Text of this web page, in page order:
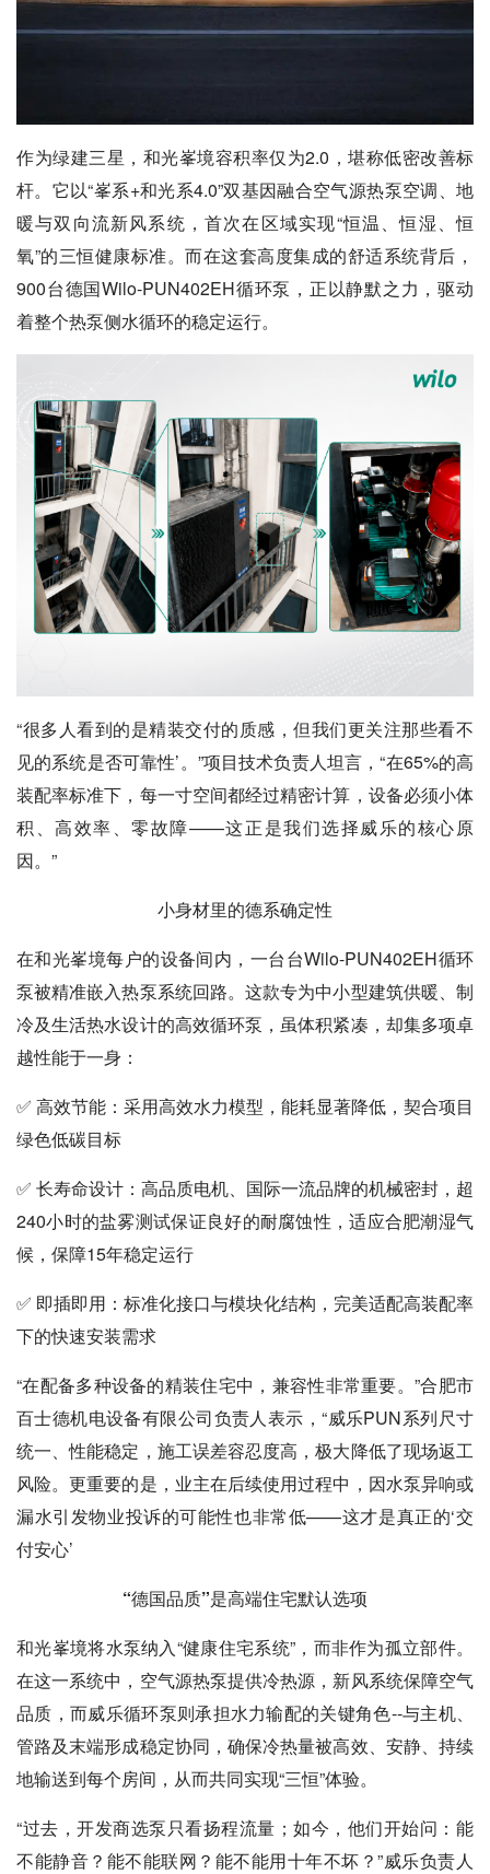
作为绿建三星，和光峯境容积率仅为2.0，堪称低密改善标
杆。它以“峯系+和光系4.0”双基因融合空气源热泵空调、地
暖与双向流新风系统，首次在区域实现“恒温、恒湿、恒
氧”的三恒健康标准。而在这套高度集成的舒适系统背后，
900台德国Wilo-PUN402EH循环泵，正以静默之力，驱动
着整个热泵侧水循环的稳定运行。
“很多人看到的是精装交付的质感，但我们更关注那些看不
见的系统是否可靠性’。”项目技术负责人坦言，“在65%的高
装配率标准下，每一寸空间都经过精密计算，设备必须小体
积、高效率、零故障——这正是我们选择威乐的核心原
因。”
小身材里的德系确定性
在和光峯境每户的设备间内，一台台Wilo-PUN402EH循环
泵被精准嵌入热泵系统回路。这款专为中小型建筑供暖、制
冷及生活热水设计的高效循环泵，虽体积紧凑，却集多项卓
越性能于一身：
✅ 高效节能：采用高效水力模型，能耗显著降低，契合项目
绿色低碳目标
✅ 长寿命设计：高品质电机、国际一流品牌的机械密封，超
240小时的盐雾测试保证良好的耐腐蚀性，适应合肥潮湿气
候，保障15年稳定运行
✅ 即插即用：标准化接口与模块化结构，完美适配高装配率
下的快速安装需求
“在配备多种设备的精装住宅中，兼容性非常重要。”合肥市
百士德机电设备有限公司负责人表示，“威乐PUN系列尺寸
统一、性能稳定，施工误差容忍度高，极大降低了现场返工
风险。更重要的是，业主在后续使用过程中，因水泵异响或
漏水引发物业投诉的可能性也非常低——这才是真正的‘交
付安心’
“德国品质”是高端住宅默认选项
和光峯境将水泵纳入“健康住宅系统”，而非作为孤立部件。
在这一系统中，空气源热泵提供冷热源，新风系统保障空气
品质，而威乐循环泵则承担水力输配的关键角色--与主机、
管路及末端形成稳定协同，确保冷热量被高效、安静、持续
地输送到每个房间，从而共同实现“三恒”体验。
“过去，开发商选泵只看扬程流量；如今，他们开始问：能
不能静音？能不能联网？能不能用十年不坏？”威乐负责人